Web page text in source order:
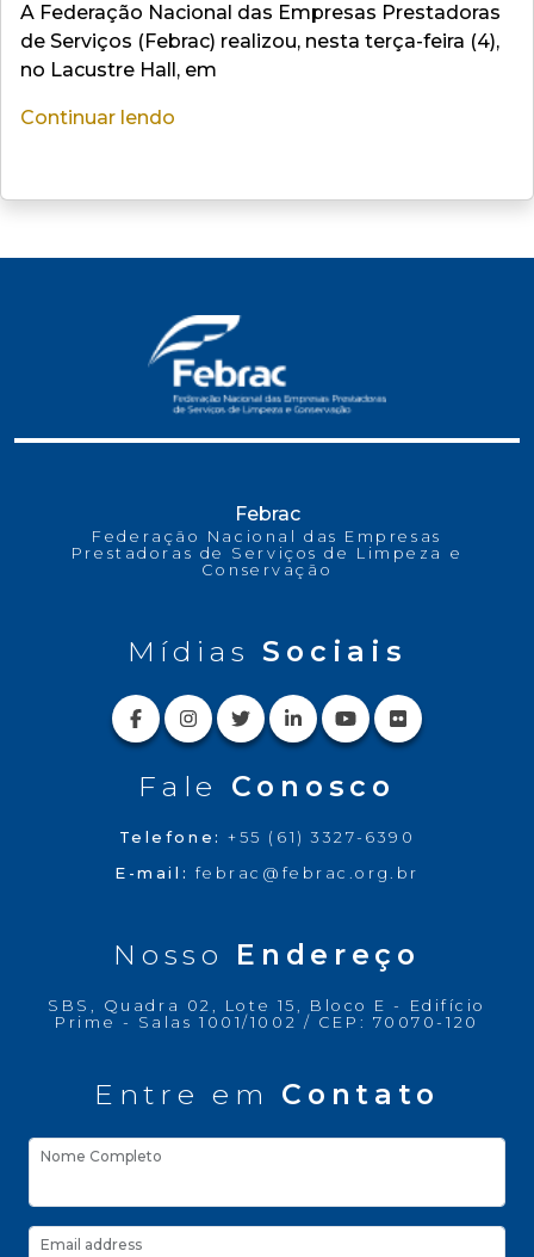
A Federação Nacional das Empresas Prestadoras
de Serviços (Febrac) realizou, nesta terça-feira (4),
no Lacustre Hall, em
Continuar lendo
Febrac
Federação Nacional das Empresas
Prestadoras de Serviços de Limpeza e
Conservação
Mídias Sociais
Fale Conosco
Telefone:
+55 (61) 3327-6390
E-mail: febrac@febrac.org.br
Nosso Endereço
SBS, Quadra 02, Lote 15, Bloco E - Edifício
Prime - Salas 1001/1002 / CEP: 70070-120
Entre em Contato
Nome Completo
Email address